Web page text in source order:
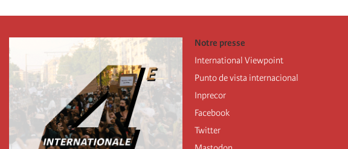
Notre presse
International Viewpoint
Punto de vista internacional
Inprecor
Facebook
Twitter